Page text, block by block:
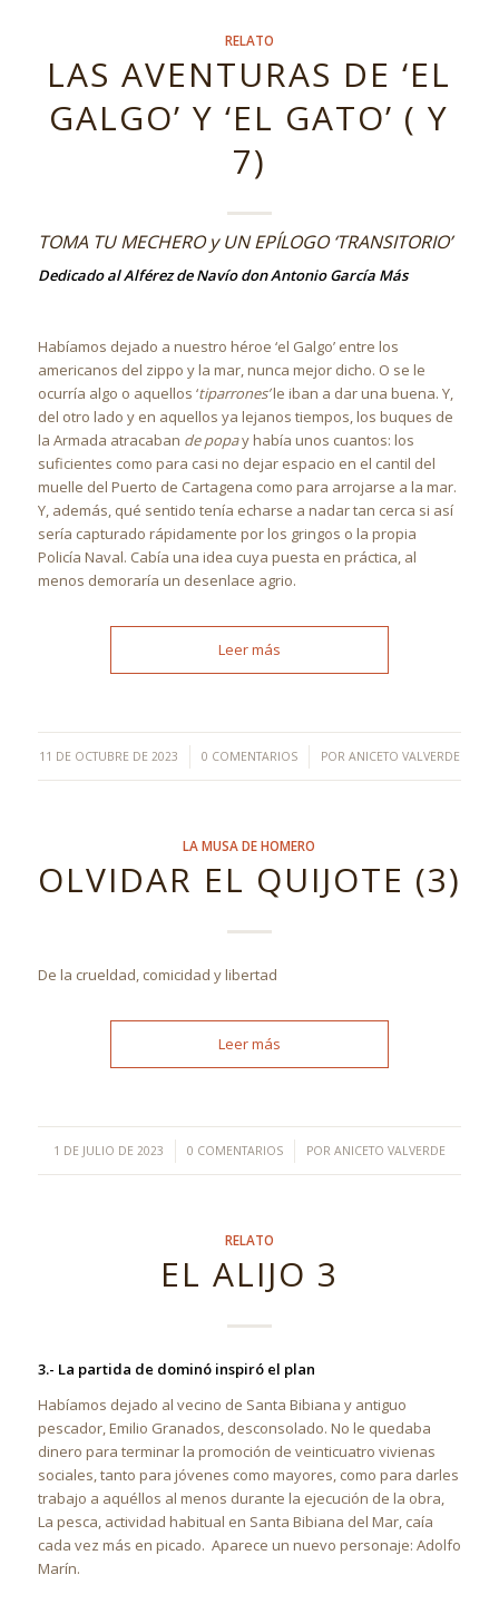
RELATO
LAS AVENTURAS DE ‘EL
GALGO’ Y ‘EL GATO’ ( Y
7)
TOMA TU MECHERO y UN EPÍLOGO ‘TRANSITORIO’
Dedicado al Alférez de Navío don Antonio García Más
Habíamos dejado a nuestro héroe ‘el Galgo’ entre los
americanos del zippo y la mar, nunca mejor dicho. O se le
ocurría algo o aquellos ‘tiparrones’le iban a dar una buena. Y,
del otro lado y en aquellos ya lejanos tiempos, los buques de
la Armada atracaban de popay había unos cuantos: los
suficientes como para casi no dejar espacio en el cantil del
muelle del Puerto de Cartagena como para arrojarse a la mar.
Y, además, qué sentido tenía echarse a nadar tan cerca si así
sería capturado rápidamente por los gringos o la propia
Policía Naval. Cabía una idea cuya puesta en práctica, al
menos demoraría un desenlace agrio.
Leer más
11 DE OCTUBRE DE 2023
/ 0 COMENTARIOS
/ POR ANICETO VALVERDE
LA MUSA DE HOMERO
OLVIDAR EL QUIJOTE (3)
De la crueldad, comicidad y libertad
Leer más
1 DE JULIO DE 2023
/ 0 COMENTARIOS
/ POR ANICETO VALVERDE
RELATO
EL ALIJO 3
3.- La partida de dominó inspiró el plan
Habíamos dejado al vecino de Santa Bibiana y antiguo
pescador, Emilio Granados, desconsolado. No le quedaba
dinero para terminar la promoción de veinticuatro vivienas
sociales, tanto para jóvenes como mayores, como para darles
trabajo a aquéllos al menos durante la ejecución de la obra,
La pesca, actividad habitual en Santa Bibiana del Mar, caía
cada vez más en picado. Aparece un nuevo personaje: Adolfo
Marín.